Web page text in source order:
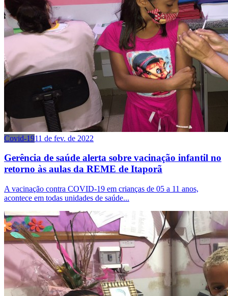
Covid-1911 de fev. de 2022
Gerência de saúde alerta sobre vacinação infantil no
retorno às aulas da REME de Itaporã
A vacinação contra COVID-19 em crianças de 05 a 11 anos,
acontece em todas unidades de saúde...